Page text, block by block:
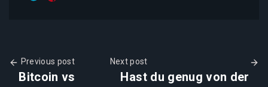
Previous post
Bitcoin vs
Next post
Hast du genug von der